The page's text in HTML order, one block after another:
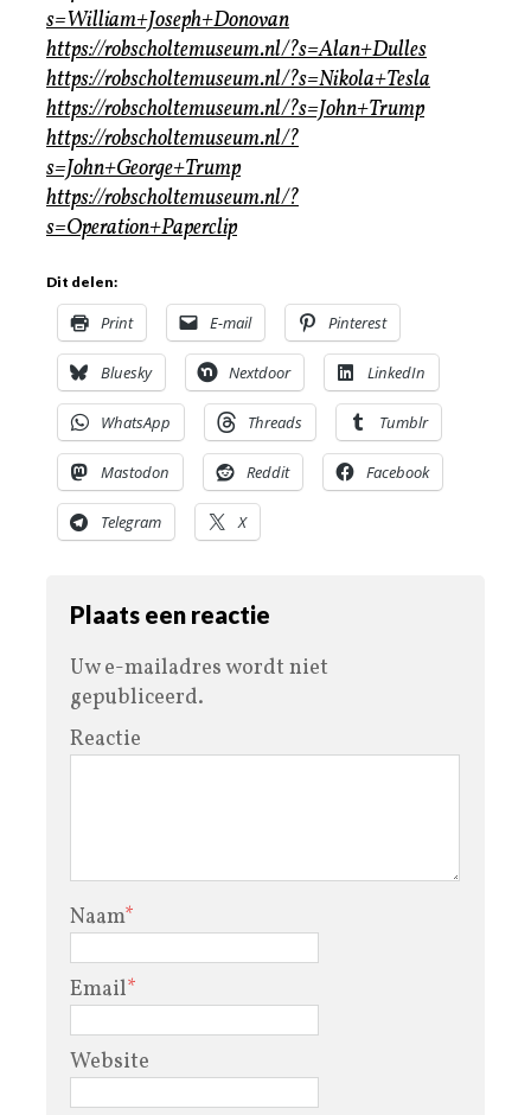
s=William+Joseph+Donovan
https://robscholtemuseum.nl/?s=Alan+Dulles
https://robscholtemuseum.nl/?s=Nikola+Tesla
https://robscholtemuseum.nl/?s=John+Trump
https://robscholtemuseum.nl/?
s=John+George+Trump
https://robscholtemuseum.nl/?
s=Operation+Paperclip
Dit delen:
Print E-mail Pinterest
Bluesky Nextdoor LinkedIn
WhatsApp Threads Tumblr
Mastodon Reddit Facebook
Telegram X
Plaats een reactie
Uw e-mailadres wordt niet
gepubliceerd.
Reactie
Naam*
Email*
Website